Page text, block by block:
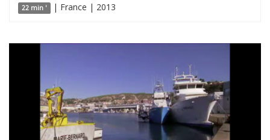
22 min ' | France | 2013